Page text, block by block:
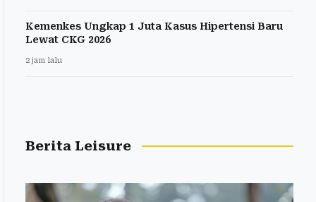
Kemenkes Ungkap 1 Juta Kasus Hipertensi Baru
Lewat CKG 2026
2 jam lalu
Berita Leisure